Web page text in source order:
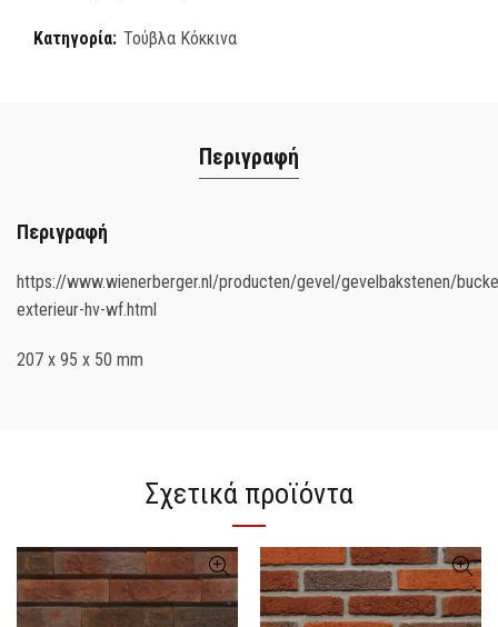
Κατηγορία: Τούβλα Κόκκινα
Περιγραφή
Περιγραφή
https://www.wienerberger.nl/producten/gevel/gevelbakstenen/
exterieur-hv-wf.html
207 x 95 x 50 mm
Σχετικά προϊόντα